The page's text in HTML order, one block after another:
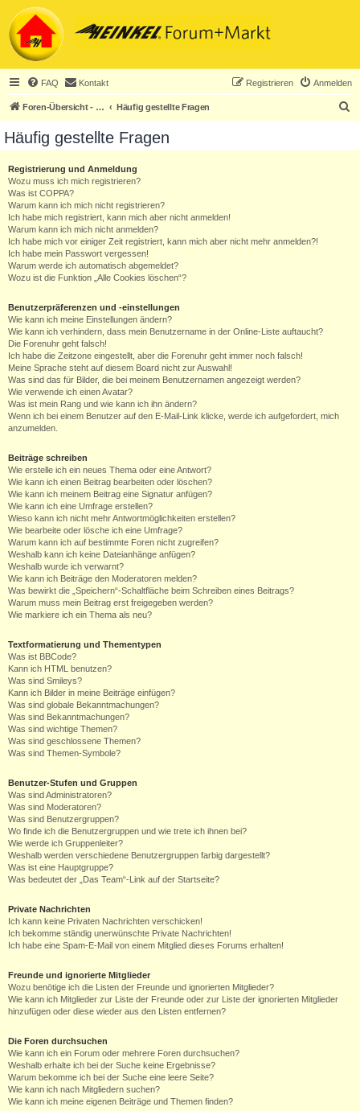
FAQ Kontakt Anmelden
Registrieren
Foren-Übersicht - ACHTUNG! Neuregistrierung nur noch für Heinkel-Club-Mitglieder! Häufig gestellte Fragen
Häufig gestellte Fragen
Registrierung und Anmeldung
Wozu muss ich mich registrieren?
Was ist COPPA?
Warum kann ich mich nicht registrieren?
Ich habe mich registriert, kann mich aber nicht anmelden!
Warum kann ich mich nicht anmelden?
Ich habe mich vor einiger Zeit registriert, kann mich aber nicht mehr anmelden?!
Ich habe mein Passwort vergessen!
Warum werde ich automatisch abgemeldet?
Wozu ist die Funktion „Alle Cookies löschen“?
Benutzerpräferenzen und -einstellungen
Wie kann ich meine Einstellungen ändern?
Wie kann ich verhindern, dass mein Benutzername in der Online-Liste auftaucht?
Die Forenuhr geht falsch!
Ich habe die Zeitzone eingestellt, aber die Forenuhr geht immer noch falsch!
Meine Sprache steht auf diesem Board nicht zur Auswahl!
Was sind das für Bilder, die bei meinem Benutzernamen angezeigt werden?
Wie verwende ich einen Avatar?
Was ist mein Rang und wie kann ich ihn ändern?
Wenn ich bei einem Benutzer auf den E-Mail-Link klicke, werde ich aufgefordert, mich
anzumelden.
Beiträge schreiben
Wie erstelle ich ein neues Thema oder eine Antwort?
Wie kann ich einen Beitrag bearbeiten oder löschen?
Wie kann ich meinem Beitrag eine Signatur anfügen?
Wie kann ich eine Umfrage erstellen?
Wieso kann ich nicht mehr Antwortmöglichkeiten erstellen?
Wie bearbeite oder lösche ich eine Umfrage?
Warum kann ich auf bestimmte Foren nicht zugreifen?
Weshalb kann ich keine Dateianhänge anfügen?
Weshalb wurde ich verwarnt?
Wie kann ich Beiträge den Moderatoren melden?
Was bewirkt die „Speichern“-Schaltfläche beim Schreiben eines Beitrags?
Warum muss mein Beitrag erst freigegeben werden?
Wie markiere ich ein Thema als neu?
Textformatierung und Thementypen
Was ist BBCode?
Kann ich HTML benutzen?
Was sind Smileys?
Kann ich Bilder in meine Beiträge einfügen?
Was sind globale Bekanntmachungen?
Was sind Bekanntmachungen?
Was sind wichtige Themen?
Was sind geschlossene Themen?
Was sind Themen-Symbole?
Benutzer-Stufen und Gruppen
Was sind Administratoren?
Was sind Moderatoren?
Was sind Benutzergruppen?
Wo finde ich die Benutzergruppen und wie trete ich ihnen bei?
Wie werde ich Gruppenleiter?
Weshalb werden verschiedene Benutzergruppen farbig dargestellt?
Was ist eine Hauptgruppe?
Was bedeutet der „Das Team“-Link auf der Startseite?
Private Nachrichten
Ich kann keine Privaten Nachrichten verschicken!
Ich bekomme ständig unerwünschte Private Nachrichten!
Ich habe eine Spam-E-Mail von einem Mitglied dieses Forums erhalten!
Freunde und ignorierte Mitglieder
Wozu benötige ich die Listen der Freunde und ignorierten Mitglieder?
Wie kann ich Mitglieder zur Liste der Freunde oder zur Liste der ignorierten Mitglieder
hinzufügen oder diese wieder aus den Listen entfernen?
Die Foren durchsuchen
Wie kann ich ein Forum oder mehrere Foren durchsuchen?
Weshalb erhalte ich bei der Suche keine Ergebnisse?
Warum bekomme ich bei der Suche eine leere Seite?
Wie kann ich nach Mitgliedern suchen?
Wie kann ich meine eigenen Beiträge und Themen finden?